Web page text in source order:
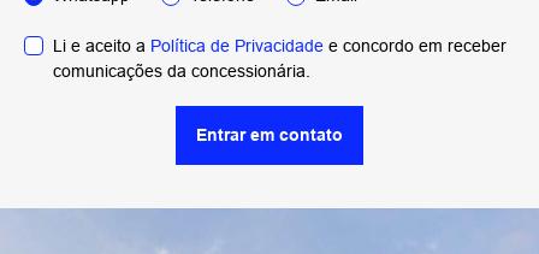
Li e aceito a Política de Privacidade e concordo em receber
comunicações da concessionária.
Entrar em contato